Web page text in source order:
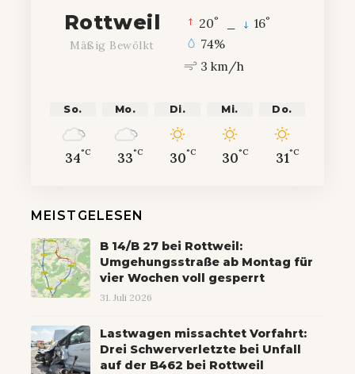
Rottweil
Mäßig Bewölkt
20° 16°
74%
3 km/h
So.
34°C
Mo.
33°C
Di.
30°C
Mi.
30°C
Do.
31°C
MEISTGELESEN
B 14/B 27 bei Rottweil:
Umgehungsstraße ab Montag für
vier Wochen voll gesperrt
31. Juli 2026
Lastwagen missachtet Vorfahrt:
Drei Schwerverletzte bei Unfall
auf der B462 bei Rottweil